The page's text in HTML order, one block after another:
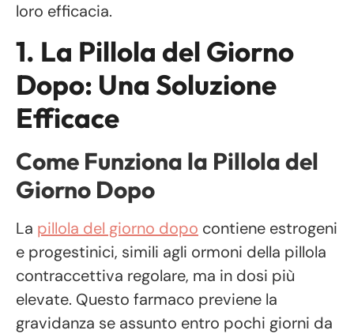
loro efficacia.
1. La Pillola del Giorno
Dopo: Una Soluzione
Efficace
Come Funziona la Pillola del
Giorno Dopo
La pillola del giorno dopo contiene estrogeni
e progestinici, simili agli ormoni della pillola
contraccettiva regolare, ma in dosi più
elevate. Questo farmaco previene la
gravidanza se assunto entro pochi giorni da